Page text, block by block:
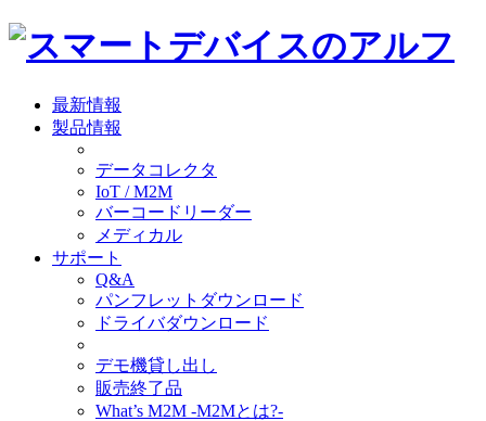
最新情報
製品情報
データコレクタ
IoT / M2M
バーコードリーダー
メディカル
サポート
Q&A
パンフレットダウンロード
ドライバダウンロード
デモ機貸し出し
販売終了品
What’s M2M -M2Mとは?-